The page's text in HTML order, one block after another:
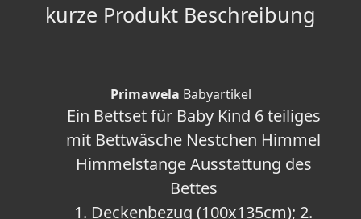
kurze Produkt Beschreibung
Primawela Babyartikel
Ein Bettset für Baby Kind 6 teiliges
mit Bettwäsche Nestchen Himmel
Himmelstange Ausstattung des
Bettes
1. Deckenbezug (100x135cm); 2.